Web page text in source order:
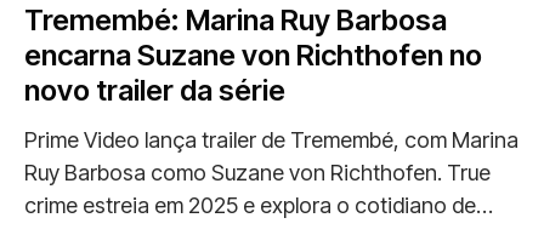
Tremembé: Marina Ruy Barbosa
encarna Suzane von Richthofen no
novo trailer da série
Prime Video lança trailer de Tremembé, com Marina
Ruy Barbosa como Suzane von Richthofen. True
crime estreia em 2025 e explora o cotidiano de